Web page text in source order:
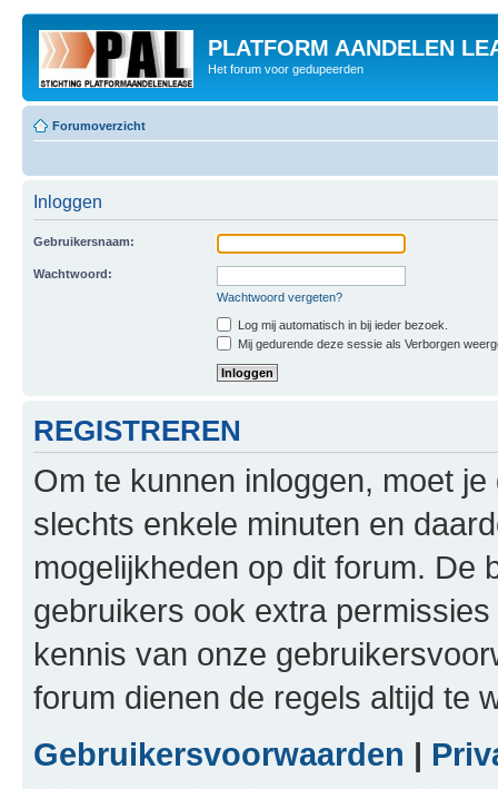
PLATFORM AANDELEN
Het forum voor gedupeerden
Forumoverzicht
Inloggen
Gebruikersnaam:
Wachtwoord:
Wachtwoord vergeten?
Log mij automatisch in bij ieder bezoek.
Mij gedurende deze sessie als Verborgen
REGISTREREN
Om te kunnen inloggen, moet
slechts enkele minuten en
mogelijkheden op dit forum. De
gebruikers ook extra
kennis van onze
forum dienen de regels altijd te
Gebruikersvoorwaarden |